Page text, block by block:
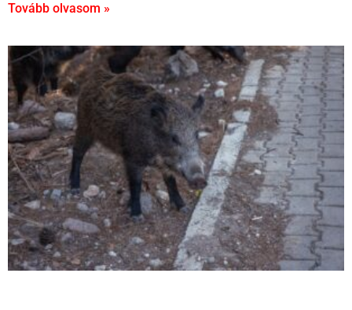
Tovább olvasom »